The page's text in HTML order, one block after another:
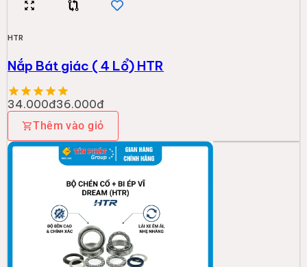
HTR
Nắp Bát giác ( 4 Lổ) HTR
34.000đ36.000đ
Thêm vào giỏ